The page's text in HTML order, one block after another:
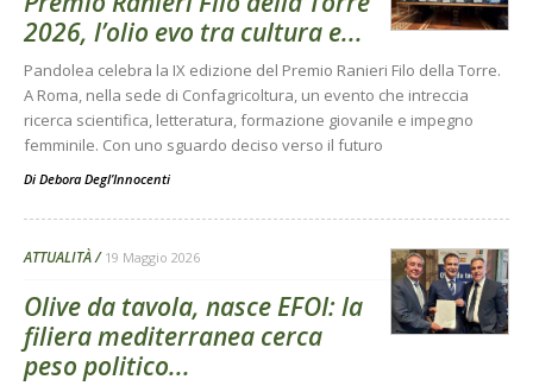
2026, l’olio evo tra cultura e...
Pandolea celebra la IX edizione del Premio Ranieri Filo della Torre.
A Roma, nella sede di Confagricoltura, un evento che intreccia
ricerca scientifica, letteratura, formazione giovanile e impegno
femminile. Con uno sguardo deciso verso il futuro
Di Debora Degl’Innocenti
ATTUALITÀ 19 Maggio 2026
Olive da tavola, nasce EFOI: la
filiera mediterranea cerca
peso politico...